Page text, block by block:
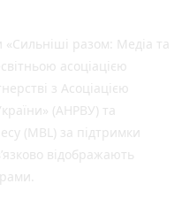
разом: Медіа та
асоціацією
з Асоціацією
(АНРВУ) та
(MBL) за підтримки
відображають